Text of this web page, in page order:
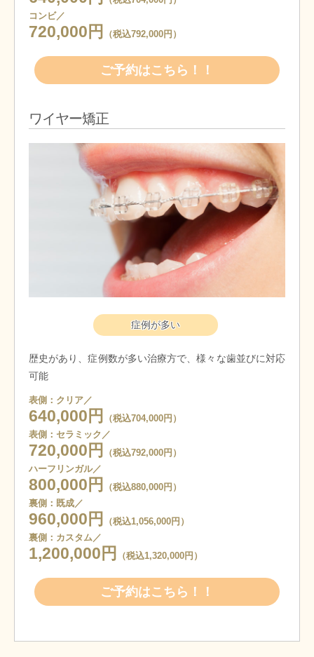
コンビ／
720,000円 （税込792,000円）
ご予約はこちら！！
ワイヤー矯正
症例が多い
歴史があり、症例数が多い治療方で、様々な歯並びに対応
可能
表側：クリア／
640,000円
（税込704,000円）
表側：セラミック／
720,000円
（税込792,000円）
ハーフリンガル／
800,000円
（税込880,000円）
裏側：既成／
960,000円
（税込1,056,000円）
裏側：カスタム／
1,200,000円 （税込1,320,000円）
ご予約はこちら！！